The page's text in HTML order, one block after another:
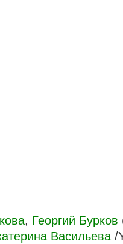
, Георгий Бурков
Васильева /